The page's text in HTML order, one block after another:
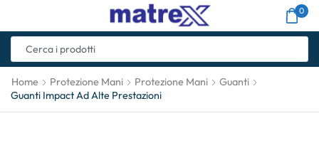
0
Home Protezione Mani Protezione Mani
Guanti
Guanti Impact Ad Alte Prestazioni